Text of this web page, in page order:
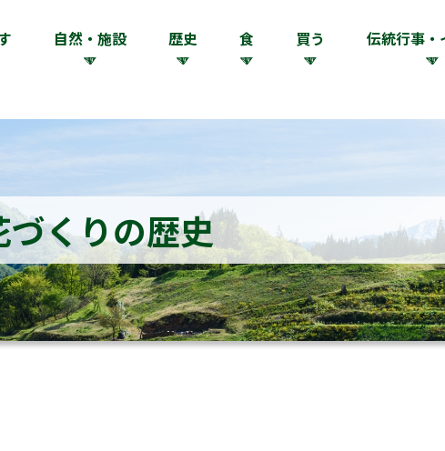
自然・施設 歴史 食 買う 伝統行事・
くりの歴史